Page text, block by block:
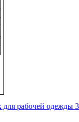
рабочей одежды